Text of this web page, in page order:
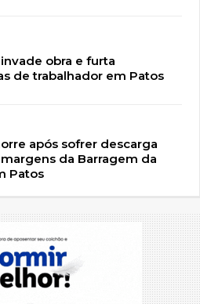
obra e furta
de trabalhador em Patos
após sofrer descarga
da Barragem da
Patos